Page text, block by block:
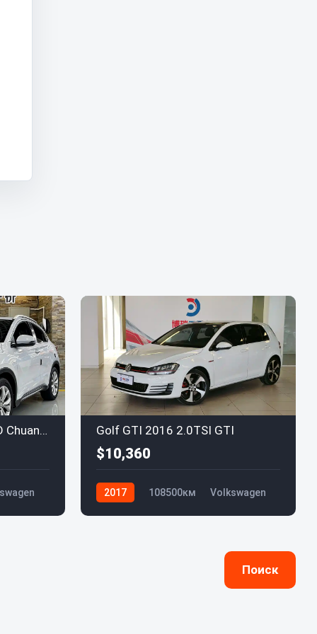
Tiguan 2017 330TSI AWD Chuangrui Edition Golf GTI 2016 2.0TSI GTI
$10,360
2017 108500км Volkswagen
Поиск